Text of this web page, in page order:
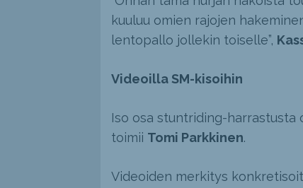
kuuluu omien rajojen
lentopallo jollekin toiselle”,
Videoilla SM-kisoihin
Iso osa stuntriding-
toimii Tomi Parkkinen.
Videoiden merkitys